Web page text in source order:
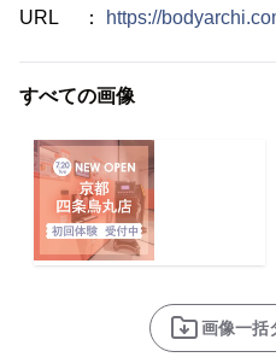
URL ：
https://
すべての画像
画像一括